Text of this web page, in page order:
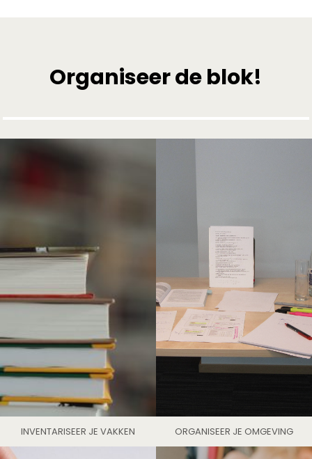
Organiseer de blok!
INVENTARISEER JE VAKKEN ORGANISEER JE OMGEVING